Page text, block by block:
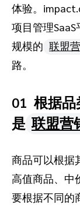
体验。
项目管理
规模的 联盟
路。
01 根据品
是 联盟营
商品可以根据
高值商品、中
要根据不同的